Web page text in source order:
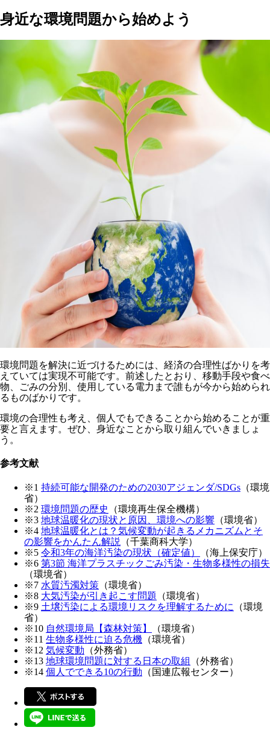
身近な環境問題から始めよう
環境問題を解決に近づけるためには、経済の合理性ばかりを考
えていては実現不可能です。前述したとおり、移動手段や食べ
物、ごみの分別、使用している電力まで誰もが今から始められ
るものばかりです。
環境の合理性も考え、個人でもできることから始めることが重
要と言えます。ぜひ、身近なことから取り組んでいきましょ
う。
参考文献
※1 持続可能な開発のための2030アジェンダ/SDGs （環境
省）
※2 環境問題の歴史
（環境再生保全機構）
※3 地球温暖化の現状と原因、環境への影響 （環境省）
※4 地球温暖化とは？気候変動が起きるメカニズムとそ
の影響をかんたん解説
（千葉商科大学）
※5 令和3年の海洋汚染の現状（確定値）
（海上保安庁）
※6 第3節 海洋プラスチックごみ汚染・生物多様性の損失
（環境省）
※7 水質汚濁対策 （環境省）
※8 大気汚染が引き起こす問題
（環境省）
※9 土壌汚染による環境リスクを理解するために
（環境
省）
※10 自然環境局【森林対策】
（環境省）
※11 生物多様性に迫る危機 （環境省）
※12 気候変動 （外務省）
※13 地球環境問題に対する日本の取組
（外務省）
※14 個人でできる10の行動 （国連広報センター）